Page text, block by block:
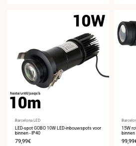
Leverancier:
Barcelona LED
LED-spot GOBO 10W LED-inbouwspots voor
binnen - IP40
Verkoopprijs
79,99€
15W
binnen